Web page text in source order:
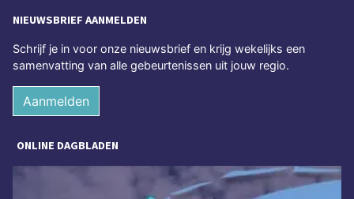
NIEUWSBRIEF AANMELDEN
Schrijf je in voor onze nieuwsbrief en krijg wekelijks een
samenvatting van alle gebeurtenissen uit jouw regio.
Aanmelden
ONLINE DAGBLADEN